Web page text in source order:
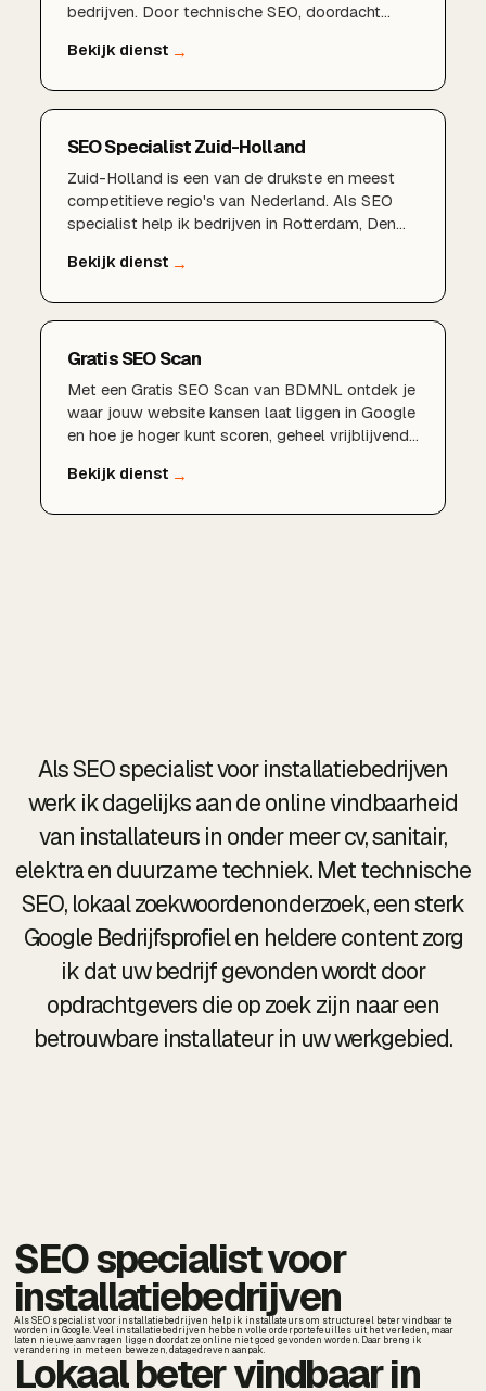
bedrijven. Door technische SEO, doordacht
Bedrijfsprofiel en lokale content te combineren,
SEO Specialist Zuid-Holland
Zuid-Holland is een van de drukste en meest
competitieve regio's van Nederland. Als SEO
specialist help ik bedrijven in Rotterdam, Den
van de provincie om structureel beter vindbaar
Gratis SEO Scan
Met een Gratis SEO Scan van BDMNL ontdek je
waar jouw website kansen laat liggen in Google
en hoe je hoger kunt scoren, geheel vrijblijvend
Als SEO specialist voor installatiebedrijven
werk ik dagelijks aan de online vindbaarheid
van installateurs in onder meer cv, sanitair,
elektra en duurzame techniek. Met technische
SEO, lokaal zoekwoordenonderzoek, een sterk
Google Bedrijfsprofiel en heldere content zorg
ik dat uw bedrijf gevonden wordt door
opdrachtgevers die op zoek zijn naar een
betrouwbare installateur in uw werkgebied.
SEO specialist voor
installatiebedrijven
Als SEO specialist voor installatiebedrijven help ik installateurs om structureel beter vindbaar te
worden in Google. Veel installatiebedrijven hebben volle orderportefeuilles uit het verleden, maar
laten nieuwe aanvragen liggen doordat ze online niet goed gevonden worden. Daar breng ik
verandering in met een bewezen, datagedreven aanpak.
Lokaal beter vindbaar in